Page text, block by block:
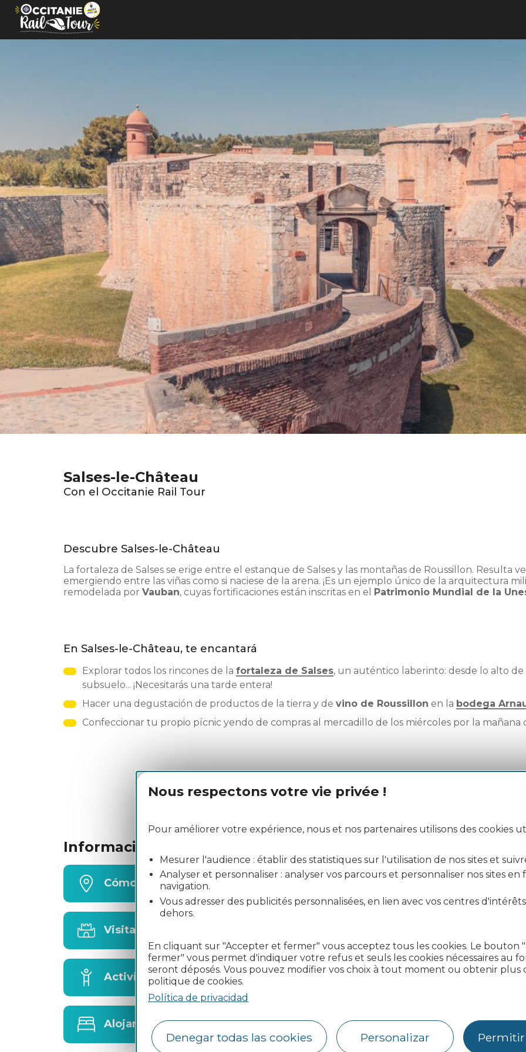
Panel de gestión de cookies
Nous respectons votre vie privée !
Pour améliorer votre expérience, nous et nos partenaires utilisons des cookies
Mesurer l'audience : établir des statistiques sur l'utilisation de nos sites et
Analyser et personnaliser : analyser vos parcours et personnaliser nos sites
navigation.
Vous adresser des publicités personnalisées, en lien avec vos centres
dehors.
En cliquant sur "Accepter et fermer" vous acceptez tous les cookies. Le bouton
fermer" vous permet d'indiquer votre refus et seuls les cookies nécessaires au
seront déposés. Vous pouvez modifier vos choix à tout moment ou obtenir plus
politique de cookies.
Política de privacidad
Denegar todas las cookies Personalizar Permitir
Salses-le-Château
Con el Occitanie Rail Tour
Descubre Salses-le-Château
La fortaleza de Salses se erige entre el estanque de Salses y las montañas de Roussillon. Resulta
emergiendo entre las viñas como si naciese de la arena. ¡Es un ejemplo único de la arquitectura
remodelada por Vauban, cuyas fortificaciones están inscritas en el Patrimonio Mundial de la
En Salses-le-Château, te encantará
Explorar todos los rincones de la fortaleza de Salses, un auténtico laberinto: desde lo alto de
subsuelo... ¡Necesitarás una tarde entera!
Hacer una degustación de productos de la tierra y de vino de Roussillon en la bodega
Confeccionar tu propio pícnic yendo de compras al mercadillo de los miércoles por la
Buscar horarios
Información práctica
Cómo llegar
Visitas
Actividades
Alojamiento